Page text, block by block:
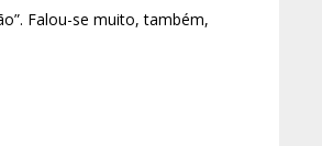
Falou-se muito, também,